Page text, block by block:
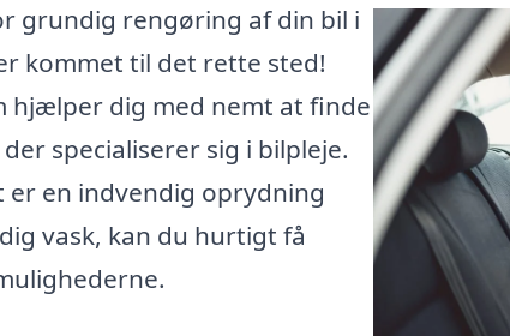
grundig rengøring af din bil i
kommet til det rette sted!
hjælper dig med nemt at finde
specialiserer sig i bilpleje.
er en indvendig oprydning
vask, kan du hurtigt få